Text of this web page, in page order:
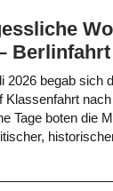
Berlinfahrt
2026 begab sich
Klassenfahrt
Tage boten die